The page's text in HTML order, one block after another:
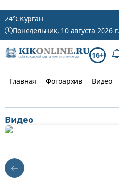
24°CКурган
Понедельник, 10 августа 2026 г.
16+
Главная Фотоархив Видео
Видео